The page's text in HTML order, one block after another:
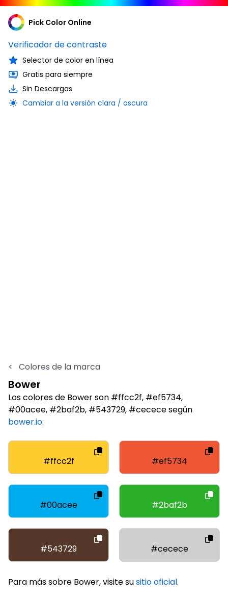
Pick Color Online
Verificador de contraste
Selector de color en línea
Gratis para siempre
Sin Descargas
Cambiar a la versión clara / oscura
< Colores de la marca
Bower
Los colores de Bower son #ffcc2f, #ef5734,
#00acee, #2baf2b, #543729, #cecece según
bower.io.
#ffcc2f #ef5734
#00acee #2baf2b
#543729 #cecece
Para más sobre Bower, visite susitio oficial.